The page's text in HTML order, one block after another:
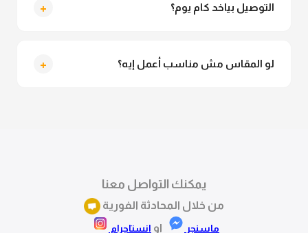
التوصيل بياخد كام يوم؟ +
لو المقاس مش مناسب أعمل إيه؟ +
يمكنك التواصل معنا
من خلال المحادثة الفورية
ماسنجر او انستاجرام